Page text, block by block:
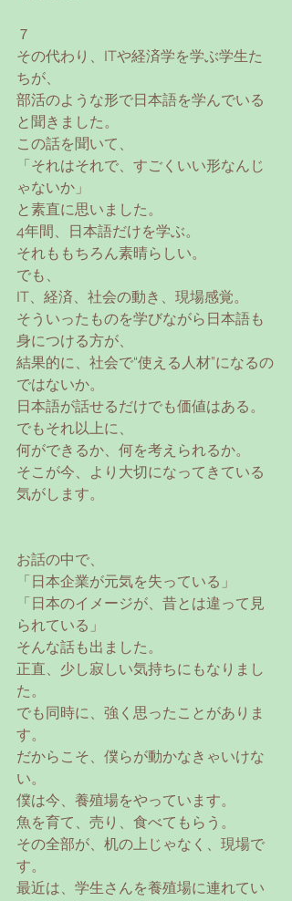
７
その代わり、ITや経済学を学ぶ学生た
ちが、
部活のような形で日本語を学んでいる
と聞きました。
この話を聞いて、
「それはそれで、すごくいい形なんじ
ゃないか」
と素直に思いました。
4年間、日本語だけを学ぶ。
それももちろん素晴らしい。
でも、
IT、経済、社会の動き、現場感覚。
そういったものを学びながら日本語も
身につける方が、
結果的に、社会で“使える人材”になるの
ではないか。
日本語が話せるだけでも価値はある。
でもそれ以上に、
何ができるか、何を考えられるか。
そこが今、より大切になってきている
気がします。
お話の中で、
「日本企業が元気を失っている」
「日本のイメージが、昔とは違って見
られている」
そんな話も出ました。
正直、少し寂しい気持ちにもなりまし
た。
でも同時に、強く思ったことがありま
す。
だからこそ、僕らが動かなきゃいけな
い。
僕は今、養殖場をやっています。
魚を育て、売り、食べてもらう。
その全部が、机の上じゃなく、現場で
す。
最近は、学生さんを養殖場に連れてい